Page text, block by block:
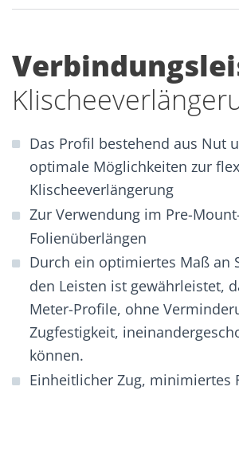
Das Profil bestehend aus Nut
optimale Möglichkeiten zur
Klischeeverlängerung
Zur Verwendung im Pre-
Folienüberlängen
Durch ein optimiertes Maß an
den Leisten ist gewährleistet,
Meter-Profile, ohne
Zugfestigkeit,
können.
Einheitlicher Zug, minimiertes